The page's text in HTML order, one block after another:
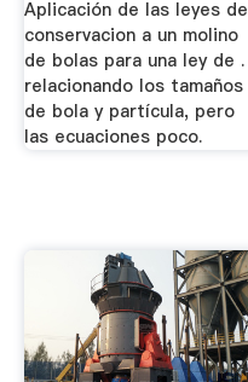
Aplicación de las leyes de
conservacion a un molino
de bolas para una ley de .
relacionando los tamaños
de bola y partícula, pero
las ecuaciones poco.